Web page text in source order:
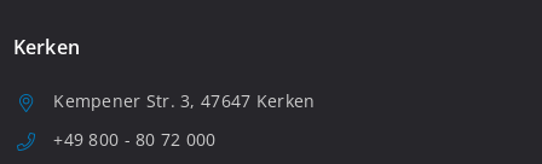
Kerken
Kempener Str. 3, 47647 Kerken
+49 800 - 80 72 000